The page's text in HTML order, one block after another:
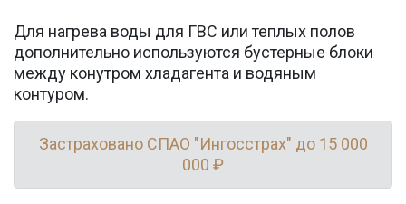
Для нагрева воды для ГВС или теплых полов
дополнительно используются бустерные блоки
между конутром хладагента и водяным
контуром.
Застраховано СПАО "Ингосстрах" до 15 000
000 ₽